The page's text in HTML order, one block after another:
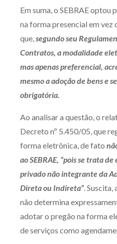
Zênite
Zênite in
Av. Sete de
Batel Curitiba/PR
Telefone
Whatsapp
Em suma, o SEBRAE optou
na forma presencial em vez
que,segundo seu
Contratos, amodalidade
mas apenas preferencial,
mesmo a adoção de bens e
obrigatória.
Ao analisar a questão, o
Decreto nº 5.450/05, que
forma eletrônica, de fato
ao SEBRAE, “pois se trata
privado não integrante da
Direta ou Indireta”. Suscita,
não determina
adotar o pregão na forma
de serviços como